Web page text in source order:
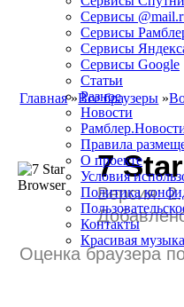
Оценка браузера
7
Версия:
Главная»Все браузеры »
Сервисы
Сервисы
Сервисы
Сервисы Google
Статьи
Разное
Новости
Правила
О проекте
Условия
Политика
Контакты
Красивая музыка